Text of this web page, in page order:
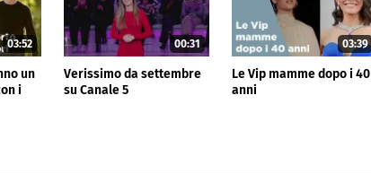
03:52
un
i
00:31
Verissimo da settembre
su Canale 5
03:39
Le Vip mamme dopo i 40
anni